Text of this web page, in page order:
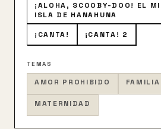
¡ALOHA, SCOOBY-DOO! EL
ISLA DE HANAHUNA
¡CANTA! ¡CANTA! 2
TEMAS
AMOR PROHIBIDO
MATERNIDAD